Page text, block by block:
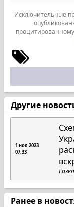
Исключительные
Другие
1 ноя 2023
07:33
Ранее в